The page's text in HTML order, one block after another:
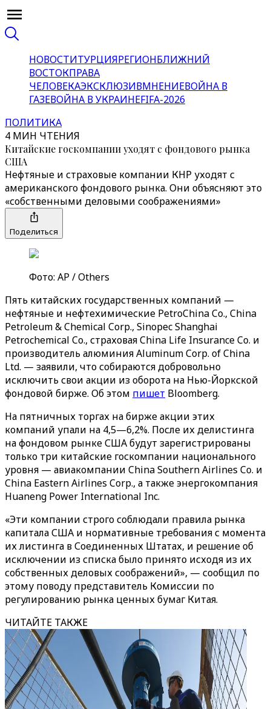
НОВОСТИТУРЦИЯРЕГИОНБЛИЖНИЙ
ВОСТОКПРАВА
ЧЕЛОВЕКАЭКСКЛЮЗИВМНЕНИЕВОЙНА В
ГАЗЕВОЙНА В УКРАИНЕFIFA-2026
ПОЛИТИКА
4 МИН ЧТЕНИЯ
Китайские госкомпании уходят с фондового рынка
США
Нефтяные и страховые компании КНР уходят с
американского фондового рынка. Они объясняют это
«собственными деловыми соображениями»
Поделиться
Фото: AP / Others
Пять китайских государственных компаний —
нефтяные и нефтехимические PetroChina Co., China
Petroleum & Chemical Corp., Sinopec Shanghai
Petrochemical Co., страховая China Life Insurance Co. и
производитель алюминия Aluminum Corp. of China
Ltd. — заявили, что собираются добровольно
исключить свои акции из оборота на Нью-Йоркской
фондовой бирже. Об этом пишет Bloomberg.
На пятничных торгах на бирже акции этих
компаний упали на 4,5—6,2%. После их делистинга
на фондовом рынке США будут зарегистрированы
только три китайские госкомпании национального
уровня — авиакомпании China Southern Airlines Co. и
China Eastern Airlines Corp., а также энергокомпания
Huaneng Power International Inc.
«Эти компании строго соблюдали правила рынка
капитала США и нормативные требования с момента
их листинга в Соединенных Штатах, и решение об
исключении из списка было принято исходя из их
собственных деловых соображений», — сообщил по
этому поводу представитель Комиссии по
регулированию рынка ценных бумаг Китая.
ЧИТАЙТЕ ТАКЖЕ